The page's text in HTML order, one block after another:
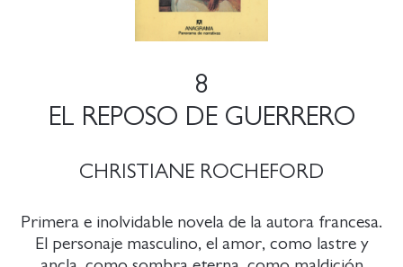
8
EL REPOSO DE GUERRERO
CHRISTIANE ROCHEFORD
Primera e inolvidable novela de la autora francesa.
El personaje masculino, el amor, como lastre y